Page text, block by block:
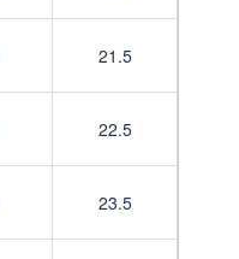
21.5
22.5
23.5